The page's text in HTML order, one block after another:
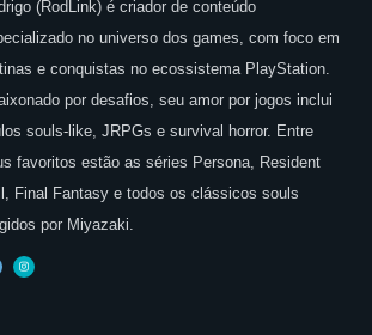
(RodLink) é criador de conteúdo
no universo dos games, com foco em
e conquistas no ecossistema PlayStation.
por desafios, seu amor por jogos inclui
souls-like, JRPGs e survival horror. Entre
favoritos estão as séries Persona, Resident
Final Fantasy e todos os clássicos souls
por Miyazaki.